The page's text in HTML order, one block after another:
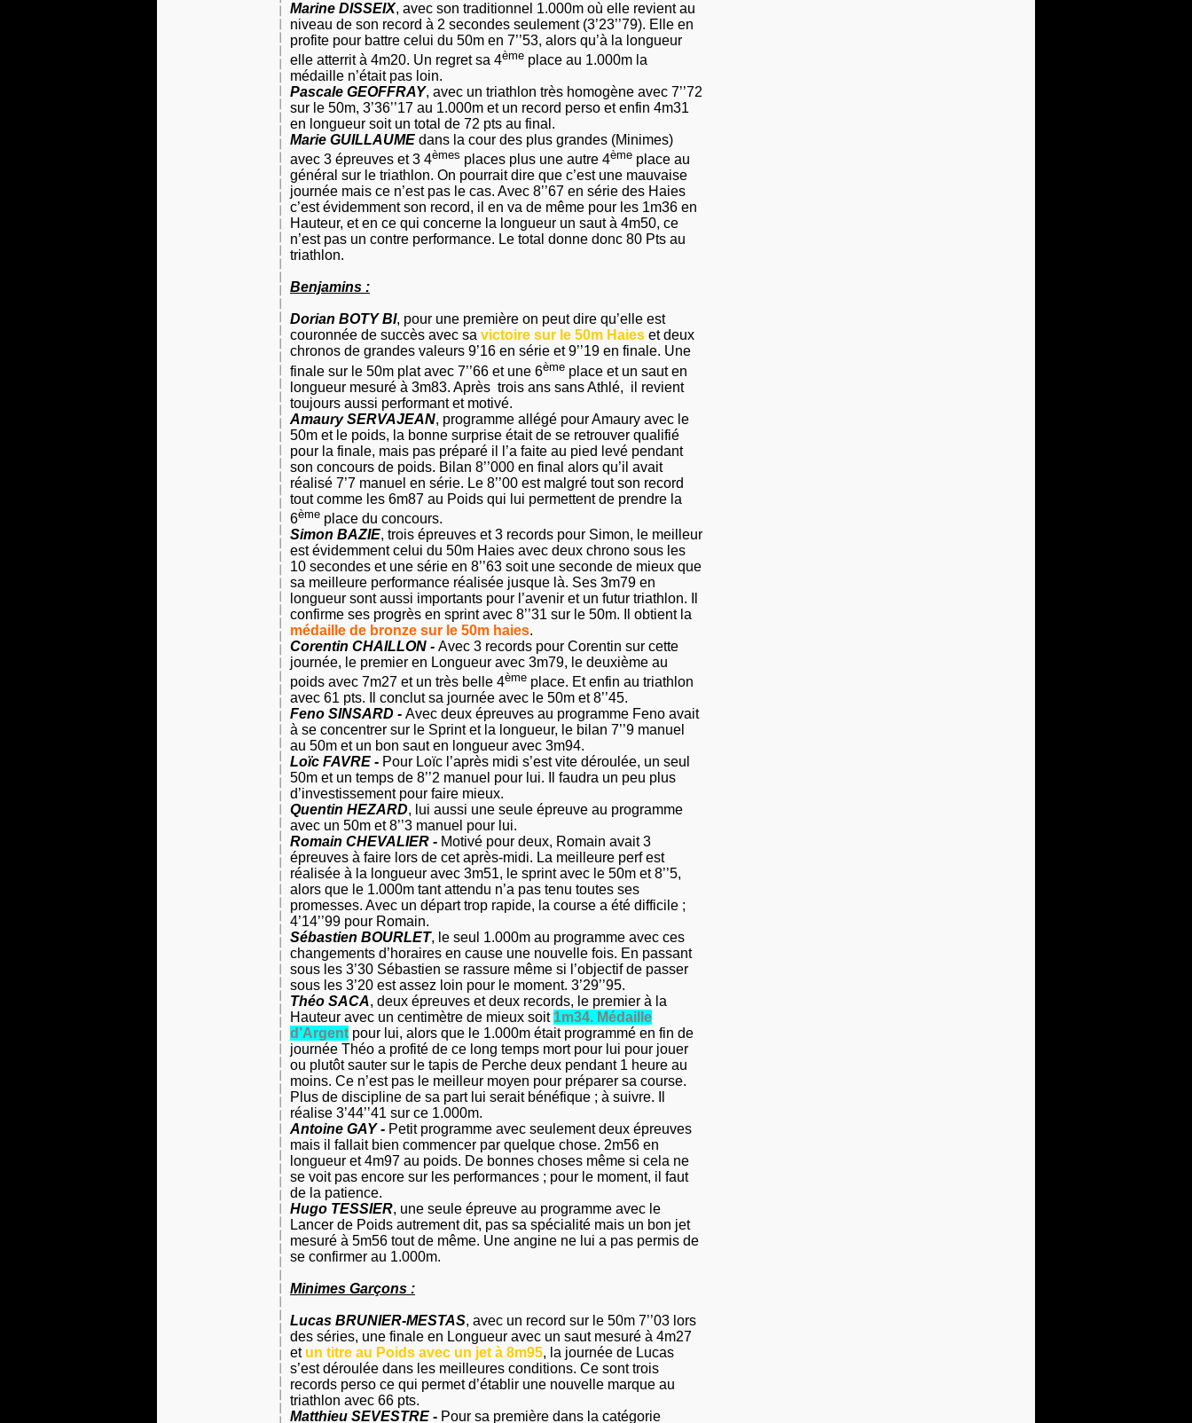
Marine DISSEIX, avec son traditionnel 1.000m où elle revient au
niveau de son record à 2 secondes seulement (3’23’’79). Elle en
profite pour battre celui du 50m en 7’’53, alors qu’à la longueur
elle atterrit à 4m20. Un regret sa 4ème place au 1.000m la
médaille n’était pas loin.
Pascale GEOFFRAY, avec un triathlon très homogène avec 7’’72
sur le 50m, 3’36’’17 au 1.000m et un record perso et enfin 4m31
en longueur soit un total de 72 pts au final.
Marie GUILLAUME dans la cour des plus grandes (Minimes)
avec 3 épreuves et 3 4èmes places plus une autre 4ème place au
général sur le triathlon. On pourrait dire que c’est une mauvaise
journée mais ce n’est pas le cas. Avec 8’’67 en série des Haies
c’est évidemment son record, il en va de même pour les 1m36 en
Hauteur, et en ce qui concerne la longueur un saut à 4m50, ce
n’est pas un contre performance. Le total donne donc 80 Pts au
triathlon.
Benjamins :
Dorian BOTY BI, pour une première on peut dire qu’elle est
couronnée de succès avec sa victoire sur le 50m Haies et deux
chronos de grandes valeurs 9’16 en série et 9’’19 en finale. Une
finale sur le 50m plat avec 7’’66 et une 6ème place et un saut en
longueur mesuré à 3m83. Après trois ans sans Athlé, il revient
toujours aussi performant et motivé.
Amaury SERVAJEAN, programme allégé pour Amaury avec le
50m et le poids, la bonne surprise était de se retrouver qualifié
pour la finale, mais pas préparé il l’a faite au pied levé pendant
son concours de poids. Bilan 8’’000 en final alors qu’il avait
réalisé 7’7 manuel en série. Le 8’’00 est malgré tout son record
tout comme les 6m87 au Poids qui lui permettent de prendre la
6ème place du concours.
Simon BAZIE, trois épreuves et 3 records pour Simon, le meilleur
est évidemment celui du 50m Haies avec deux chrono sous les
10 secondes et une série en 8’’63 soit une seconde de mieux que
sa meilleure performance réalisée jusque là. Ses 3m79 en
longueur sont aussi importants pour l’avenir et un futur triathlon. Il
confirme ses progrès en sprint avec 8’’31 sur le 50m. Il obtient la
médaille de bronze sur le 50m haies.
Corentin CHAILLON - Avec 3 records pour Corentin sur cette
journée, le premier en Longueur avec 3m79, le deuxième au
poids avec 7m27 et un très belle 4ème place. Et enfin au triathlon
avec 61 pts. Il conclut sa journée avec le 50m et 8’’45.
Feno SINSARD - Avec deux épreuves au programme Feno avait
à se concentrer sur le Sprint et la longueur, le bilan 7’’9 manuel
au 50m et un bon saut en longueur avec 3m94.
Loïc FAVRE - Pour Loïc l’après midi s’est vite déroulée, un seul
50m et un temps de 8’’2 manuel pour lui. Il faudra un peu plus
d’investissement pour faire mieux.
Quentin HEZARD, lui aussi une seule épreuve au programme
avec un 50m et 8’’3 manuel pour lui.
Romain CHEVALIER - Motivé pour deux, Romain avait 3
épreuves à faire lors de cet après-midi. La meilleure perf est
réalisée à la longueur avec 3m51, le sprint avec le 50m et 8’’5,
alors que le 1.000m tant attendu n’a pas tenu toutes ses
promesses. Avec un départ trop rapide, la course a été difficile ;
4’14’’99 pour Romain.
Sébastien BOURLET, le seul 1.000m au programme avec ces
changements d’horaires en cause une nouvelle fois. En passant
sous les 3’30 Sébastien se rassure même si l’objectif de passer
sous les 3’20 est assez loin pour le moment. 3’29’’95.
Théo SACA, deux épreuves et deux records, le premier à la
Hauteur avec un centimètre de mieux soit 1m34. Médaille
d’Argent pour lui, alors que le 1.000m était programmé en fin de
journée Théo a profité de ce long temps mort pour lui pour jouer
ou plutôt sauter sur le tapis de Perche deux pendant 1 heure au
moins. Ce n’est pas le meilleur moyen pour préparer sa course.
Plus de discipline de sa part lui serait bénéfique ; à suivre. Il
réalise 3’44’’41 sur ce 1.000m.
Antoine GAY - Petit programme avec seulement deux épreuves
mais il fallait bien commencer par quelque chose. 2m56 en
longueur et 4m97 au poids. De bonnes choses même si cela ne
se voit pas encore sur les performances ; pour le moment, il faut
de la patience.
Hugo TESSIER, une seule épreuve au programme avec le
Lancer de Poids autrement dit, pas sa spécialité mais un bon jet
mesuré à 5m56 tout de même. Une angine ne lui a pas permis de
se confirmer au 1.000m.
Minimes Garçons :
Lucas BRUNIER-MESTAS, avec un record sur le 50m 7’’03 lors
des séries, une finale en Longueur avec un saut mesuré à 4m27
et un titre au Poids avec un jet à 8m95, la journée de Lucas
s’est déroulée dans les meilleures conditions. Ce sont trois
records perso ce qui permet d’établir une nouvelle marque au
triathlon avec 66 pts.
Matthieu SEVESTRE - Pour sa première dans la catégorie